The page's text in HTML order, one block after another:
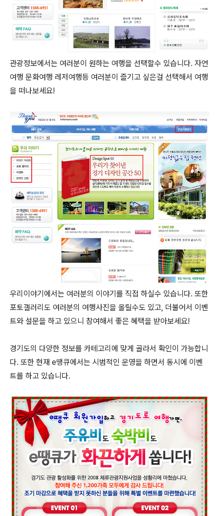
관광정보에서는 여러분이 원하는 여행을 선택할수 있습니다. 자연
여행 문화여행 레저여행등 여러분이 즐기고 싶은걸 선택해서 여행
을 떠나보세요!
우리이야기에서는 여러분의 이야기를 직접 하실수 있습니다. 또한
포토갤러리도 여러분의 여행사진을 올릴수도 있고, 더불어서 이벤
트와 설문을 하고 있으니 참여해서 좋은 혜택을 받아보세요!
경기도의 다양한 정보를 카테고리에 맞게 골라서 확인이 가능합니
다. 또한 현재 e땡큐에서는 시범적인 운영을 하면서 동시에 이벤
트를 하고 있습니다.